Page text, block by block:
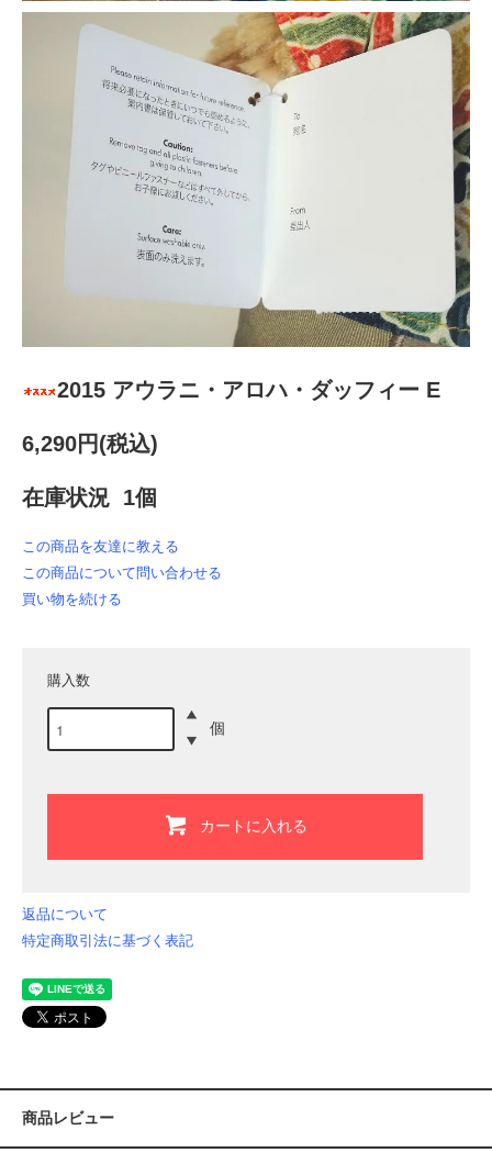
2015 アウラニ・アロハ・ダッフィー E
6,290円(税込)
在庫状況 1個
この商品を友達に教える
この商品について問い合わせる
買い物を続ける
購入数
個
カートに入れる
返品について
特定商取引法に基づく表記
商品レビュー